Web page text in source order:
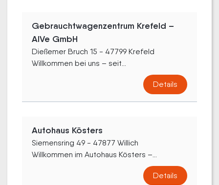
Gebrauchtwagenzentrum Krefeld –
AlVe GmbH
Dießemer Bruch 15 - 47799 Krefeld
Willkommen bei uns – seit...
Details
Autohaus Kösters
Siemensring 49 - 47877 Willich
Willkommen im Autohaus Kösters –...
Details